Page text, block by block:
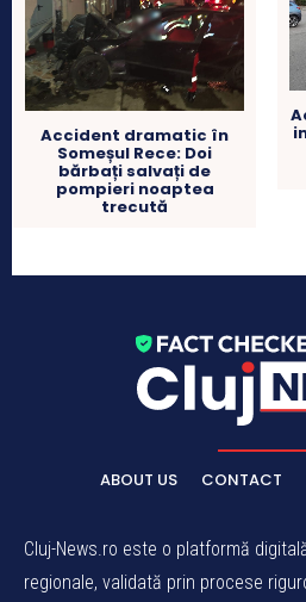
Accident dramatic în
Someșul Rece: Doi
bărbați salvați de
pompieri noaptea
trecută
ABOUT US CONTACT
Cluj-News.ro este o platformă
regionale, validată prin procese